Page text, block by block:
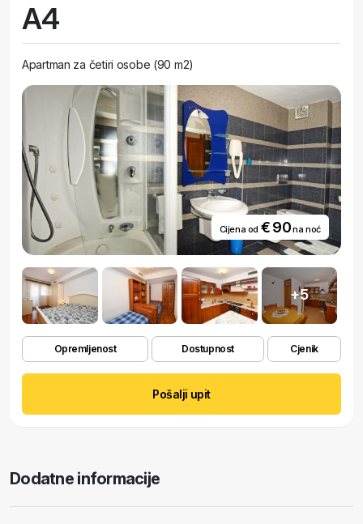
A4
Apartman za četiri osobe (90 m2)
Cijena od € 90na noć
+5
Opremljenost Dostupnost Cjenik
Pošalji upit
Dodatne informacije